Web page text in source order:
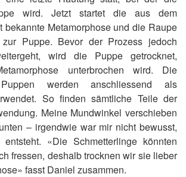
wird. Jetzt startet die aus dem
bekannte Metamorphose und die Raupe
Puppe. Bevor der Prozess jedoch
wird die Puppe getrocknet,
unterbrochen wird. Die
werden anschliessend als
So finden sämtliche Teile der
Meine Mundwinkel verschieben
– irgendwie war mir nicht bewusst,
«Die Schmetterlinge könnten
fressen, deshalb trocknen wir sie lieber
fasst Daniel zusammen.